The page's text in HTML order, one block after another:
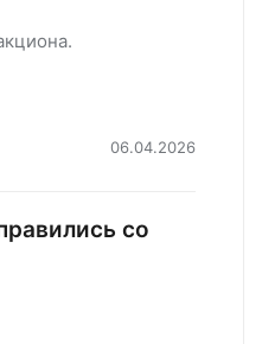
06.04.2026
со